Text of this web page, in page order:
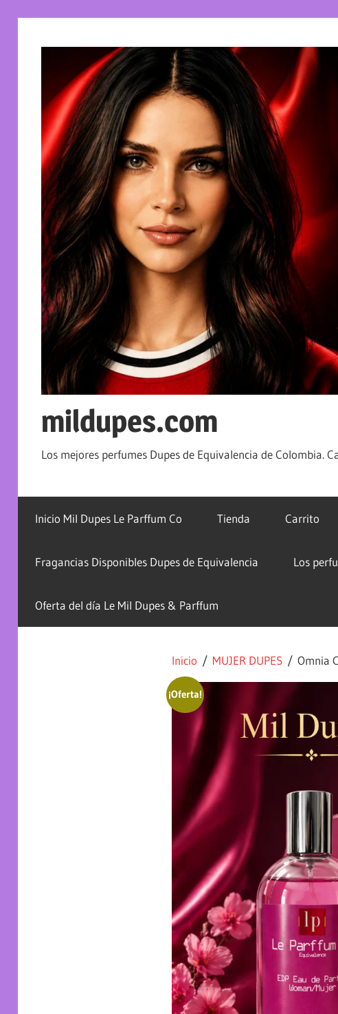
mildupes.com
Los mejores perfumes Dupes de Equivalencia de Colombia.
Inicio Mil Dupes Le Parffum Co Tienda Carrito
Fragancias Disponibles Dupes de Equivalencia Los
Oferta del día Le Mil Dupes & Parffum
Inicio / MUJER DUPES/ Omnia
¡Oferta!